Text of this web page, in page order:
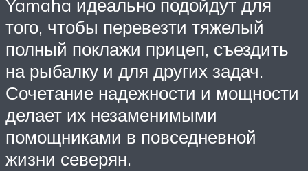
Yamaha идеально подойдут для
того, чтобы перевезти тяжелый
полный поклажи прицеп, съездить
на рыбалку и для других задач.
Сочетание надежности и мощности
делает их незаменимыми
помощниками в повседневной
жизни северян.